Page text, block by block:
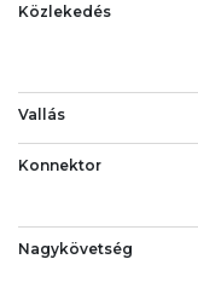
Közlekedés
Vallás
Konnektor
Nagykövetség